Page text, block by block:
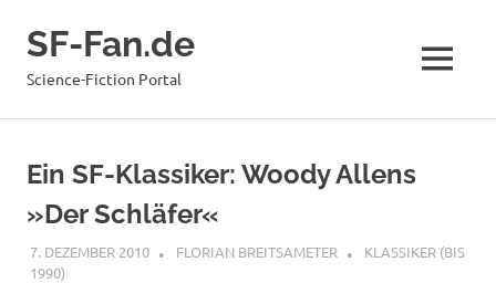
InhaltSF-Fan.de
Science-Fiction Portal MENÜ
Ein SF-Klassiker: Woody Allens
»Der Schläfer«
7. DEZEMBER 2010 FLORIAN BREITSAMETER
KLASSIKER (BIS
1990)